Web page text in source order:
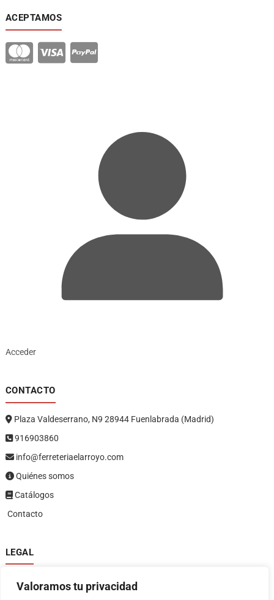
Valoramos tu privacidad
ACEPTAMOS
Acceder
CONTACTO
Plaza Valdeserrano, N9 28944 Fuenlabrada (Madrid)
916903860
info@ferreteriaelarroyo.com
Quiénes somos
Catálogos
Contacto
LEGAL
Política de privacidad
Política de devoluciones y reembolsos